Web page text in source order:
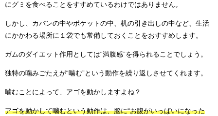
にグミを食べることをすすめているわけではありません。
しかし、カバンの中やポケットの中、机の引き出しの中など、生活
にかかわる場所に１袋でも常備しておくことをおすすめします。
ガムのダイエット作用としては“満腹感”を得られることでしょう。
独特の噛みごたえが“噛む”という動作を繰り返しさせてくれます。
噛むことによって、アゴを動かしますよね？
アゴを動かして噛むという動作は、脳に“お腹がいっぱいになった